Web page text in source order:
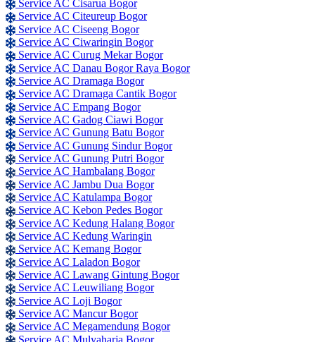
Service AC Cisarua Bogor
Service AC Citeureup Bogor
Service AC Ciseeng Bogor
Service AC Ciwaringin Bogor
Service AC Curug Mekar Bogor
Service AC Danau Bogor Raya Bogor
Service AC Dramaga Bogor
Service AC Dramaga Cantik Bogor
Service AC Empang Bogor
Service AC Gadog Ciawi Bogor
Service AC Gunung Batu Bogor
Service AC Gunung Sindur Bogor
Service AC Gunung Putri Bogor
Service AC Hambalang Bogor
Service AC Jambu Dua Bogor
Service AC Katulampa Bogor
Service AC Kebon Pedes Bogor
Service AC Kedung Halang Bogor
Service AC Kedung Waringin
Service AC Kemang Bogor
Service AC Laladon Bogor
Service AC Lawang Gintung Bogor
Service AC Leuwiliang Bogor
Service AC Loji Bogor
Service AC Mancur Bogor
Service AC Megamendung Bogor
Service AC Mulyaharja Bogor